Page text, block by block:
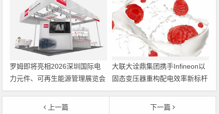
罗姆即将亮相2026深圳国际电
力元件、可再生能源管理展览会
暨研讨会
大联大诠鼎集团携手Infineon以
固态变压器重构配电效率新标杆
上一篇 下一篇